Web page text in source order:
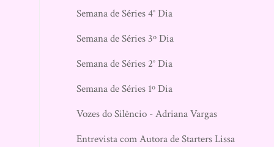
Semana de Séries 4° Dia
Semana de Séries 3º Dia
Semana de Séries 2° Dia
Semana de Séries 1º Dia
Vozes do Silêncio - Adriana Vargas
Entrevista com Autora de Starters Lissa